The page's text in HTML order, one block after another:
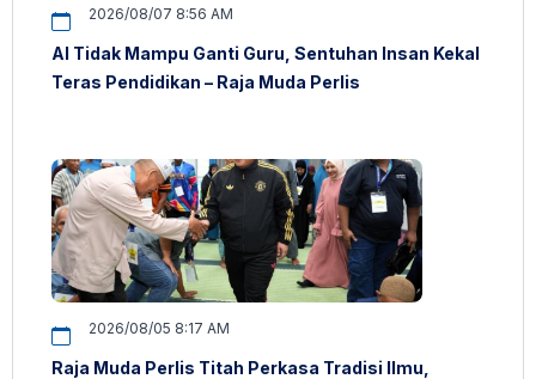
2026/08/07 8:56 AM
AI Tidak Mampu Ganti Guru, Sentuhan Insan Kekal
Teras Pendidikan – Raja Muda Perlis
2026/08/05 8:17 AM
Raja Muda Perlis Titah Perkasa Tradisi Ilmu,